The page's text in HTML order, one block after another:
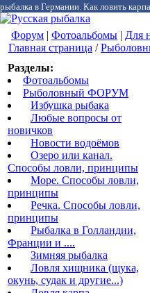
рыбалка в Германии. Как ловить
Форум | Фотоальбомы | Для
Главная страница /
Разделы:
Фотоальбомы
Рыболовный ФОРУМ
Избушка рыбака
Любые вопросы от
новичков
Новости водоёмов
Озеро или канал.
Способы ловли, принципы
Море. Способы ловли,
принципы
Речка. Способы ловли,
принципы
Рыбалка в Голландии,
Франции и ....
Зимняя рыбалка
Ловля хищника (щука,
окунь, судак и другие...)